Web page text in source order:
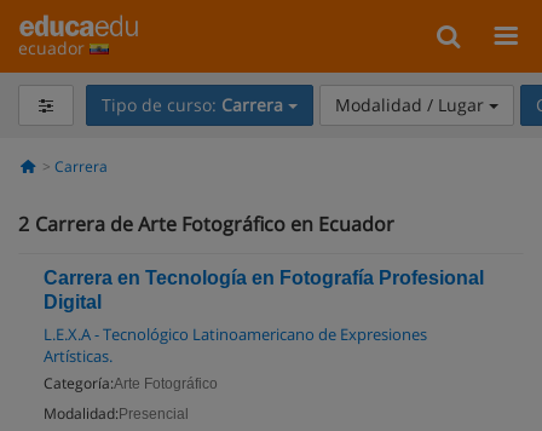
ecuador
Tipo de curso: Carrera Modalidad / Lugar
Carrera
2 Carrera de Arte Fotográfico en Ecuador
Carrera en Tecnología en Fotografía Profesional
Digital
L.E.X.A - Tecnológico Latinoamericano de Expresiones
Artísticas.
Categoría:Arte Fotográfico
Modalidad: Presencial